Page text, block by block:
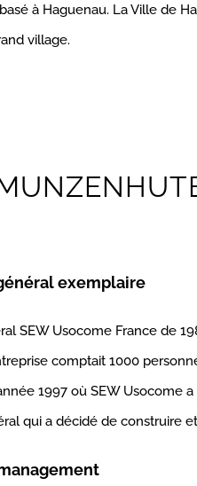
à Haguenau. La Ville de
village.
exemplaire
SEW Usocome France de
comptait 1000
1997 où SEW Usocome
qui a décidé de construire et